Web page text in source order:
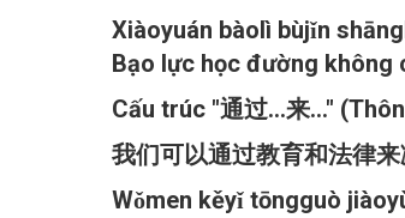
Xiàoyuán bàolì bùjǐn
Bạo lực học đường không
Cấu trúc "通过...来..."
我们可以通过教育和法律来
Wǒmen kěyǐ tōngguò